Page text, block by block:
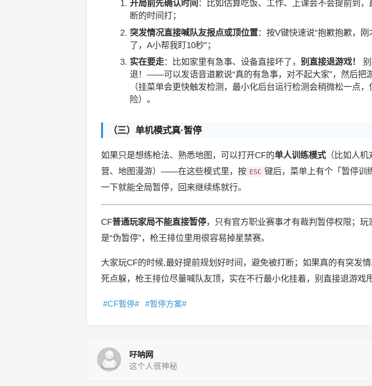
开局前先确认时间 ：比如估算吃饭、工作、上课会不会提前到
断的时间打；
突发情况直接喊队友报点或顶位置：按V键快速说“抱歉抱歉，
了，A小帮我盯10秒”；
实在要走：比如家里有急事、设备直接坏了， 别直接退游戏！
退！——可以发语音道歉说“真的有急事，对不起大家”，然后把
（挂菜单会更快触发检测，最小化后台运行检测会稍微松一点
险）。
（三）单机模式真·暂停
如果只是想练枪法、熟悉地图，可以打开CF的单人训练模式（比如人机
营、地图漫游）——在这些模式里，按 ESC 键后，菜单上有个「暂停训
一下就能全局暂停，回来继续练就行。
CF普通玩家局不能直接暂停，只有官方职业赛事才有裁判暂停权限；玩
是“伪暂停”，枪王排位里用很容易掉星禁赛。
大家玩CF的时候,最好提前规划好时间，避免被打断；如果真的有突发
死点躲，枪王排位尽量喊队友顶，实在不行最小化挂着，别直接退游戏甩
CF暂停 暂停方案
吇呐网
这个人很神秘